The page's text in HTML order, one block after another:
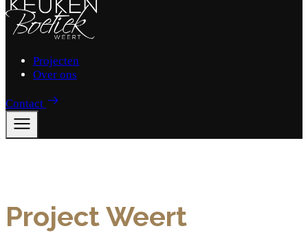
Projecten
Over ons
Contact
Project Weert